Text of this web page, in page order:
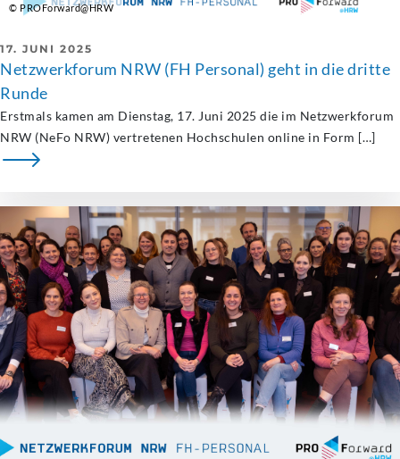
© PROForward@HRW
17. JUNI 2025
Netzwerkforum NRW (FH Personal) geht in die dritte
Runde
Erstmals kamen am Dienstag, 17. Juni 2025 die im Netzwerkforum
NRW (NeFo NRW) vertretenen Hochschulen online in Form […]